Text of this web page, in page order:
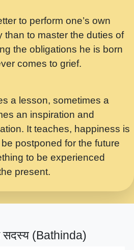
लडडल शर रध.... Shri
ji maharaj.mp3
लगा - भजन भाव - 2018 -
Gyananand Ji
नकज कमर Yahi Hasraten
#bhajan.mp3
ज न लग Sadhvi Purnima Ji
दलल #बसर.mp3
दख भ मझ पयर ह!छड म कस दत
- तर अखय ह जद भर बहर ज म
- जय जय शयम जय जय शयम
to perform one’s own
than to master the duties of
the obligations he is born
comes to grief.
a lesson, sometimes a
an inspiration and
It teaches, happiness is
postponed for the future
to be experienced
present.
सदस्य (Bathinda)